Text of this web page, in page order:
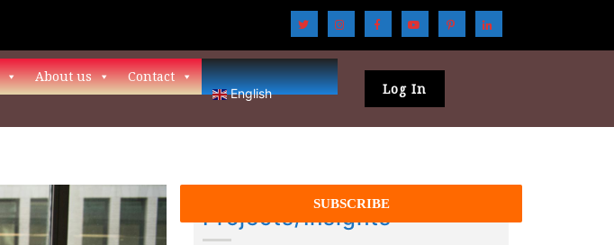
About us Contact
English Log In
Projects/Insights